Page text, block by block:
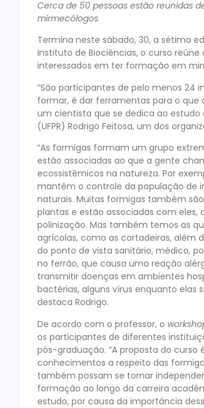
Cerca de 50 pessoas estão reunidas
mirmecólogos
Termina neste sábado, 30, a sétima
Instituto de Biociências, o curso
interessados em ter formação em
“São participantes de pelo menos 24
formar, é dar ferramentas para o
um cientista que se dedica ao estudo
(UFPR) Rodrigo Feitosa, um dos
“As formigas formam um grupo
estão associadas ao que a gente
ecossistêmicos na natureza. Por
mantêm o controle da população de
naturais. Muitas formigas também
plantas e estão associadas com eles,
polinização. Mas também temos as
agrícolas, como as cortadeiras, além
do ponto de vista sanitário, médico,
no ferrão, que causa uma reação
transmitir doenças em ambientes
bactérias, alguns vírus enquanto elas
destaca Rodrigo.
De acordo com o professor, o
os participantes de diferentes
pós-graduação. “A proposta do
conhecimentos a respeito das
também possam se tornar
formação ao longo da carreira
estudo, por causa da importância